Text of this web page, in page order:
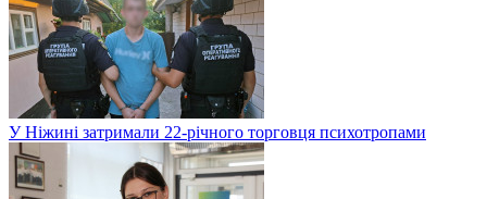
У Ніжині затримали 22-річного торговця психотропами